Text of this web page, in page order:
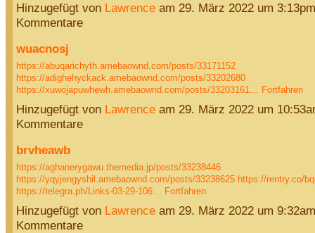
Hinzugefügt von Lawrenceam 29. März 2022 um
Kommentare
wuacnosj
https://abuqarichyth.amebaownd.com/posts/33171152
https://adighehyckack.amebaownd.com/posts/33202680
https://xuwojapuwhewh.amebaownd.com/posts/33203161…
Fortfahren
Hinzugefügt von Lawrenceam 29. März 2022 um
Kommentare
brvheawb
https://aghanerygawu.themedia.jp/posts/33238446
https://yqyjengyshil.amebaownd.com/posts/33238625 https://rentry.co/
https://telegra.ph/Links-03-29-106…
Fortfahren
Hinzugefügt von Lawrenceam 29. März 2022 um
Kommentare